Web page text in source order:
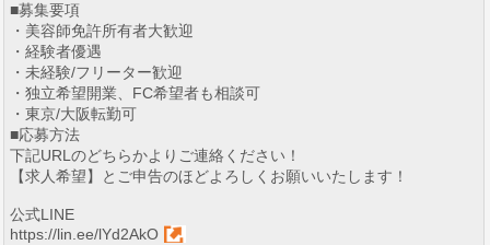
■募集要項
・美容師免許所有者大歓迎
・経験者優遇
・未経験/フリーター歓迎
・独立希望開業、FC希望者も相談可
・東京/大阪転勤可
■応募方法
下記URLのどちらかよりご連絡ください！
【求人希望】とご申告のほどよろしくお願いいたします！
公式LINE
https://lin.ee/lYd2AkO